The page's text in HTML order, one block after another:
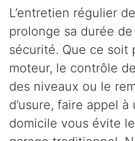
L’entretien régulier
prolonge sa durée
sécurité. Que ce soit
moteur, le contrôle
des niveaux ou le
d’usure, faire appel
domicile vous évite